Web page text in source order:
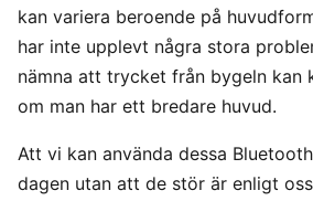
kan variera beroende på
har inte upplevt några stora
nämna att trycket från bygeln kan
om man har ett bredare huvud.
Att vi kan använda dessa
dagen utan att de stör är enligt